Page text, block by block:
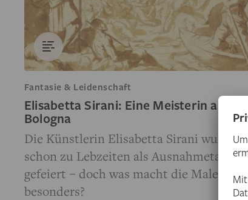
Fantasie & Leidenschaft
Elisabetta Sirani: Eine Meisterin aus
Bologna
Die Künstlerin Elisabetta Sirani wurde
schon zu Lebzeiten als Ausnahmetalent
gefeiert – doch was macht die Malerin so
besonders?